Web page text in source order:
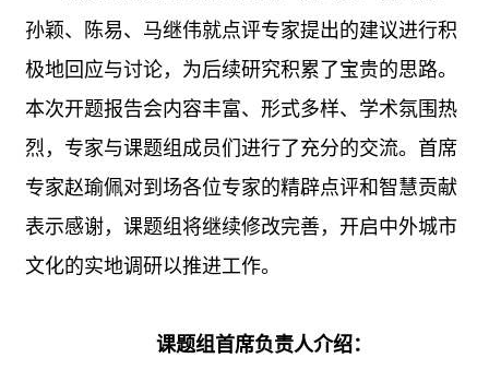
孙颖、陈易、马继伟就点评专家提出的建议进行积
极地回应与讨论，为后续研究积累了宝贵的思路。
本次开题报告会内容丰富、形式多样、学术氛围热
烈，专家与课题组成员们进行了充分的交流。首席
专家赵瑜佩对到场各位专家的精辟点评和智慧贡献
表示感谢，课题组将继续修改完善，开启中外城市
文化的实地调研以推进工作。
课题组首席负责人介绍：